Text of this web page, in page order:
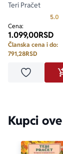
Teri Pračet
5.0
Cena:
1.099,00RSD
Članska cena i do:
791,28RSD
Dodaj u
Kupci